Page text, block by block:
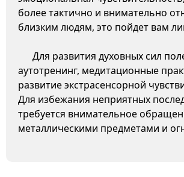
более тактично и внимательно
близким людям, это пойдет вам
Для развития духовных сил
аутотренинг, медитационные
развитие экстрасенсорной
Для избежания неприятных
требуется внимательное
металлическими предметами и